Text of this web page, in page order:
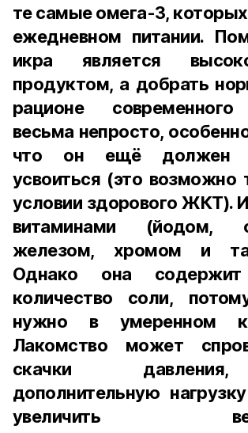
те самые омега-3,
ежедневном питании.
икра является
продуктом, а добрать
рационе современного
весьма непросто,
что он ещё должен
усвоиться (это возможно
условии здорового ЖКТ).
витаминами (йодом,
железом, хромом и
Однако она
количество соли,
нужно в умеренном
Лакомство может
скачки
дополнительную
увеличить